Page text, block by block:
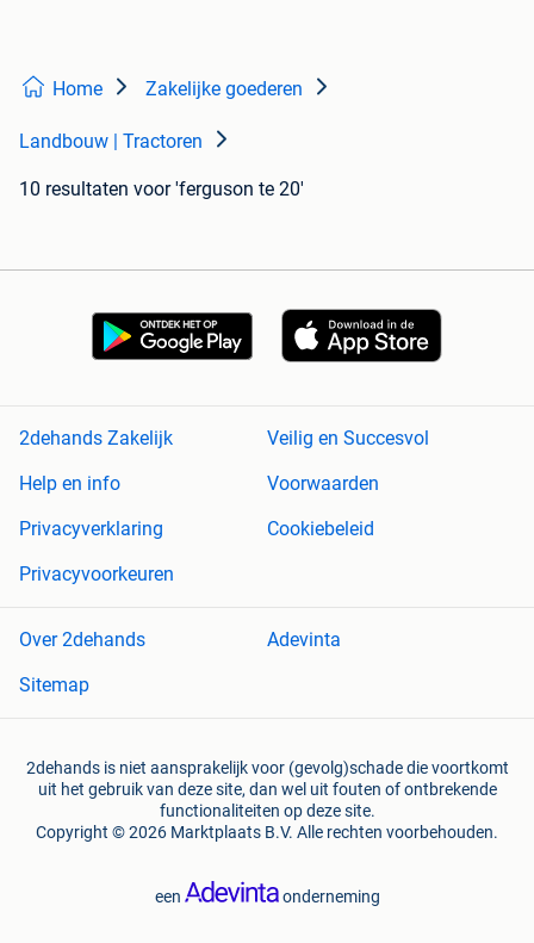
Home Zakelijke goederen
Landbouw | Tractoren
10 resultaten voor 'ferguson te 20'
2dehands Zakelijk
Veilig en Succesvol
Help en info
Voorwaarden
Privacyverklaring
Cookiebeleid
Privacyvoorkeuren
Over 2dehands
Adevinta
Sitemap
2dehands is niet aansprakelijk voor (gevolg)schade die voortkomt
uit het gebruik van deze site, dan wel uit fouten of ontbrekende
functionaliteiten op deze site.
Copyright © 2026 Marktplaats B.V. Alle rechten voorbehouden.
een onderneming